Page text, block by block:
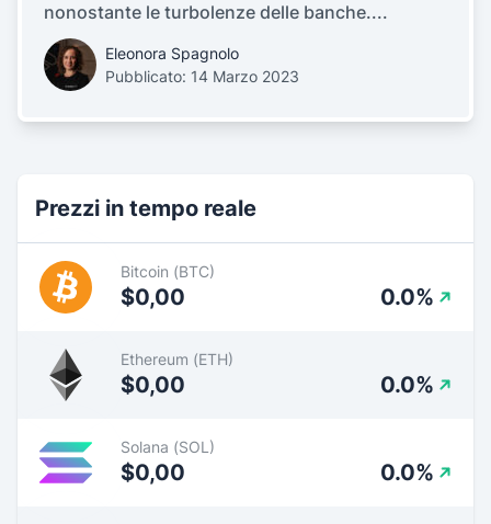
nonostante le turbolenze delle banche....
Eleonora Spagnolo
Pubblicato: 14 Marzo 2023
Prezzi in tempo reale
Bitcoin (BTC)
$0,00 0.0%
Ethereum (ETH)
$0,00 0.0%
Solana (SOL)
$0,00 0.0%